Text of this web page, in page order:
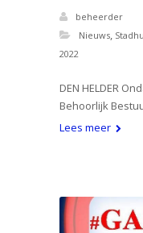
beheerder
Nieuws,
2022
DEN HELDER
Behoorlijk
Lees meer